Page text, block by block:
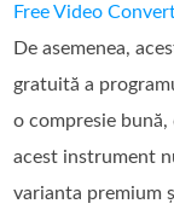
Free Video
De asemenea,
gratuită a
o compresie
acest instrument
varianta premium